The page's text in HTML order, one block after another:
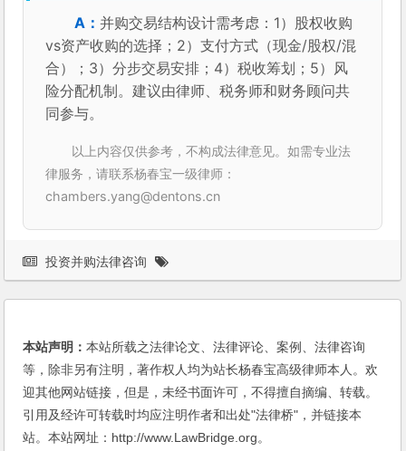
并购交易结构设计需考虑：1）股权收购
vs资产收购的选择；2）支付方式（现金/股权/混
合）；3）分步交易安排；4）税收筹划；5）风
险分配机制。建议由律师、税务师和财务顾问共
同参与。
以上内容仅供参考，不构成法律意见。如需专业法
律服务，请联系杨春宝一级律师：
chambers.yang@dentons.cn
投资并购法律咨询
本站声明：本站所载之法律论文、法律评论、案例、法律咨询
等，除非另有注明，著作权人均为站长杨春宝高级律师本人。欢
迎其他网站链接，但是，未经书面许可，不得擅自摘编、转载。
引用及经许可转载时均应注明作者和出处"法律桥"，并链接本
站。本站网址：http://www.LawBridge.org。